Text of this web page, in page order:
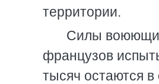
территории.
Силы
французов
тысяч остаются в